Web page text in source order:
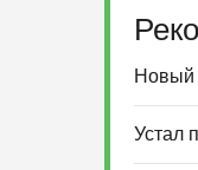
Новый
Устал